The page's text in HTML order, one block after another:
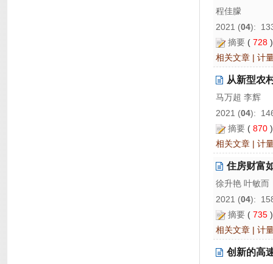
程佳朦
2021 (04):
摘要 ( 728
相关文章 | 计
从新型农
马万超 李辉
2021 (04):
摘要 ( 870
相关文章 | 计
住房财富
徐升艳 叶敏而
2021 (04):
摘要 ( 735
相关文章 | 计
创新的高